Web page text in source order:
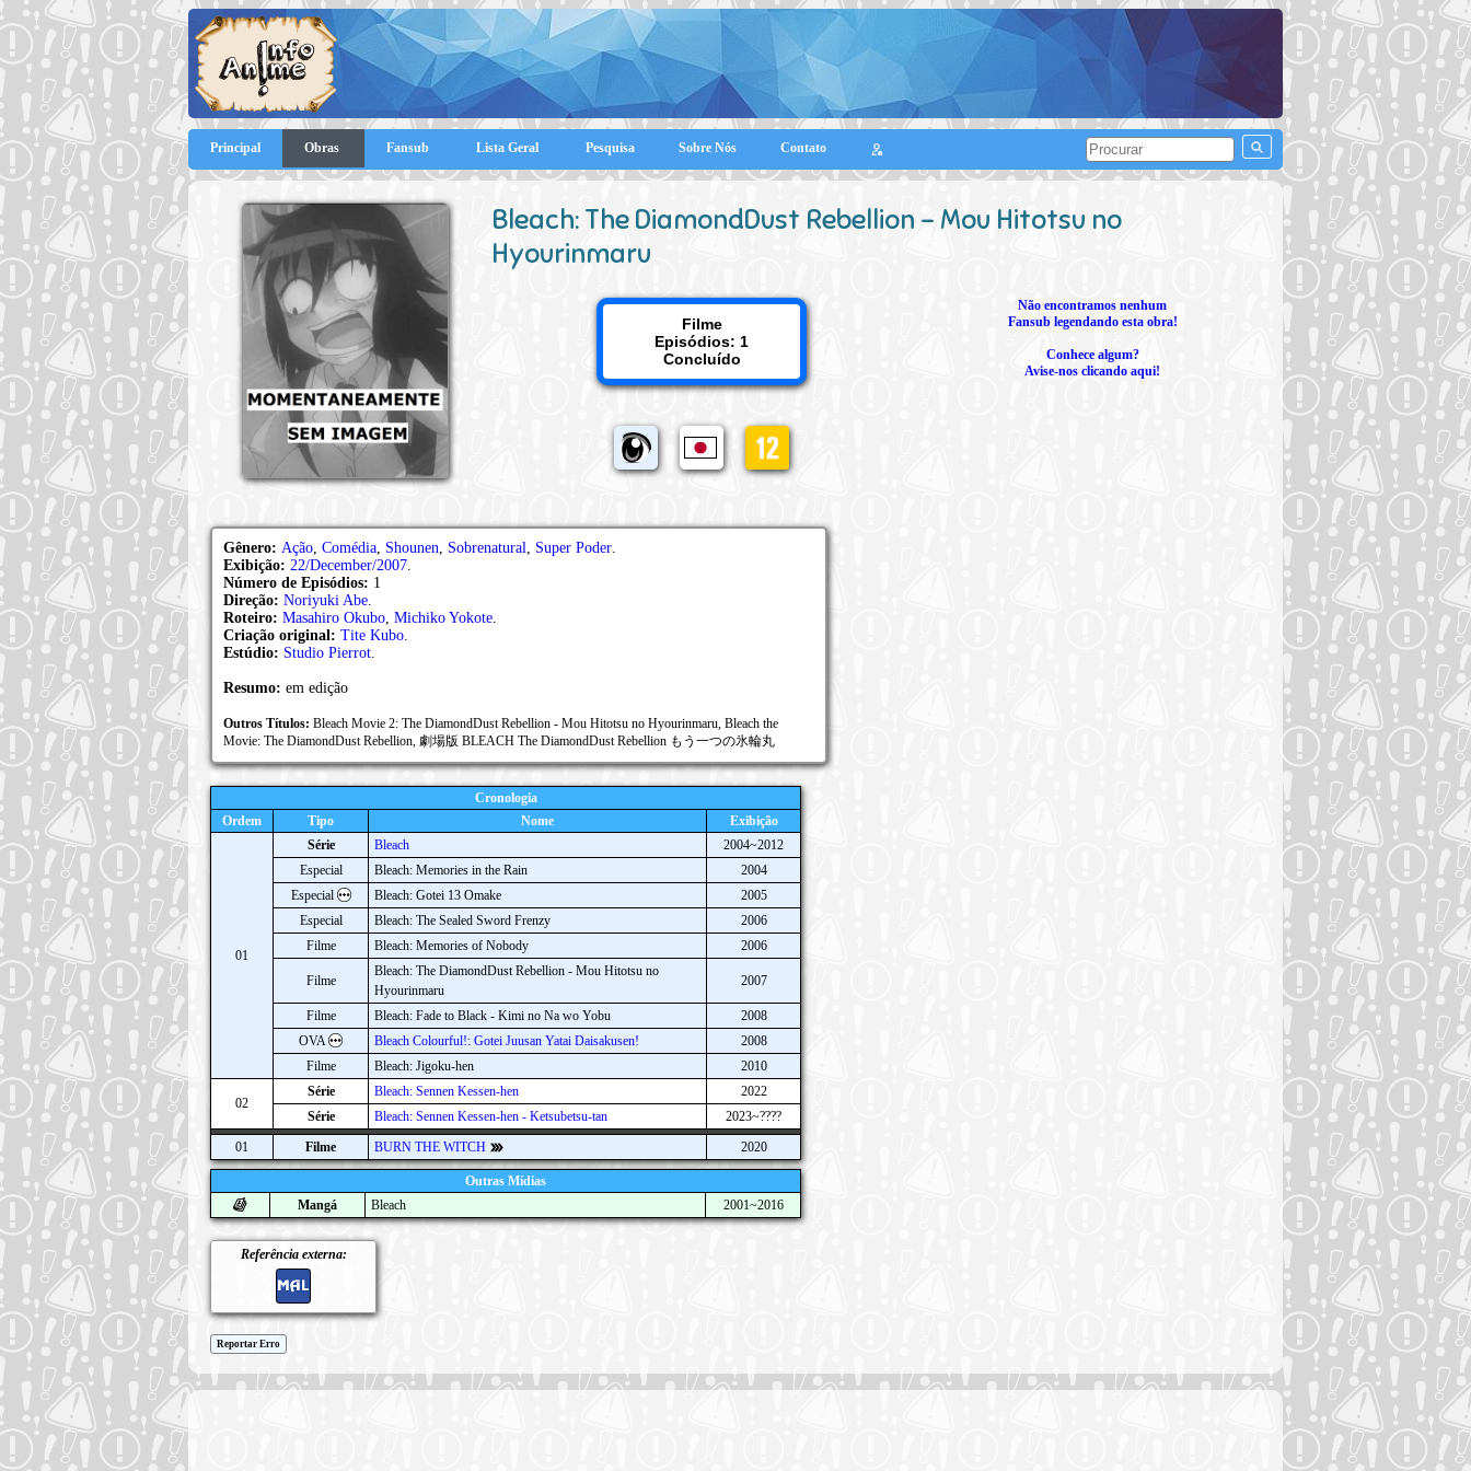
Principal Obras Fansub Lista Geral Pesquisa Sobre Nós Contato
Bleach: The DiamondDust Rebellion - Mou Hitotsu no
Hyourinmaru
Filme
Episódios: 1
Concluído
Não encontramos nenhum
Fansub legendando esta obra!
Conhece algum?
Avise-nos clicando aqui!
Gênero: Ação, Comédia, Shounen, Sobrenatural, Super Poder.
Exibição: 22/December/2007.
Número de Episódios: 1
Direção: Noriyuki Abe.
Roteiro: Masahiro Okubo, Michiko Yokote.
Criação original: Tite Kubo.
Estúdio: Studio Pierrot.
Resumo: em edição
Outros Títulos: Bleach Movie 2: The DiamondDust Rebellion - Mou Hitotsu no Hyourinmaru, Bleach the
Movie: The DiamondDust Rebellion, 劇場版 BLEACH The DiamondDust Rebellion もう一つの氷輪丸
Cronologia
Ordem
Tipo Nome Exibição
01
Série Bleach
2004~2012
Especial
Bleach: Memories in the Rain
2004
Especial
Bleach: Gotei 13 Omake
2005
Especial
Bleach: The Sealed Sword Frenzy
2006
Filme
Bleach: Memories of Nobody 2006
Filme
Bleach: The DiamondDust Rebellion - Mou Hitotsu no
Hyourinmaru
2007
Filme Bleach: Fade to Black - Kimi no Na wo Yobu
2008
OVA
Bleach Colourful!: Gotei Juusan Yatai Daisakusen!
2008
Filme
Bleach: Jigoku-hen 2010
02
Série Bleach: Sennen Kessen-hen
2022
Série
Bleach: Sennen Kessen-hen - Ketsubetsu-tan
2023~????
01
Filme BURN THE WITCH 2020
Outras Mídias
Mangá
Bleach 2001~2016
Referência externa:
Reportar Erro